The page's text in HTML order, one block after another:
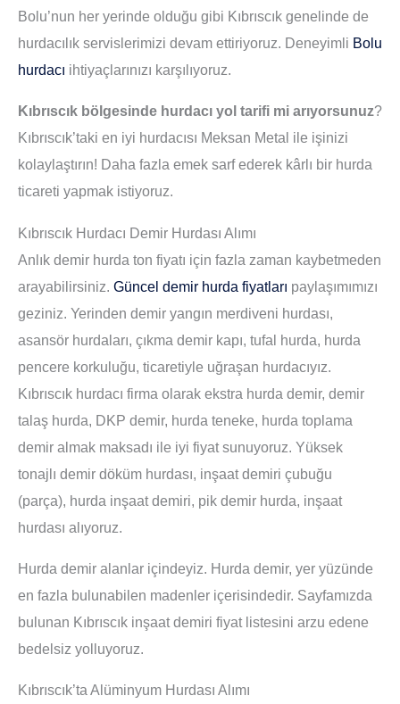
Bolu’nun her yerinde olduğu gibi Kıbrıscık genelinde de
hurdacılık servislerimizi devam ettiriyoruz. Deneyimli Bolu
hurdacı ihtiyaçlarınızı karşılıyoruz.
Kıbrıscık bölgesinde hurdacı yol tarifi mi arıyorsunuz?
Kıbrıscık’taki en iyi hurdacısı Meksan Metal ile işinizi
kolaylaştırın! Daha fazla emek sarf ederek kârlı bir hurda
ticareti yapmak istiyoruz.
Kıbrıscık Hurdacı Demir Hurdası Alımı
Anlık demir hurda ton fiyatı için fazla zaman kaybetmeden
arayabilirsiniz. Güncel demir hurda fiyatları paylaşımımızı
geziniz. Yerinden demir yangın merdiveni hurdası,
asansör hurdaları, çıkma demir kapı, tufal hurda, hurda
pencere korkuluğu, ticaretiyle uğraşan hurdacıyız.
Kıbrıscık hurdacı firma olarak ekstra hurda demir, demir
talaş hurda, DKP demir, hurda teneke, hurda toplama
demir almak maksadı ile iyi fiyat sunuyoruz. Yüksek
tonajlı demir döküm hurdası, inşaat demiri çubuğu
(parça), hurda inşaat demiri, pik demir hurda, inşaat
hurdası alıyoruz.
Hurda demir alanlar içindeyiz. Hurda demir, yer yüzünde
en fazla bulunabilen madenler içerisindedir. Sayfamızda
bulunan Kıbrıscık inşaat demiri fiyat listesini arzu edene
bedelsiz yolluyoruz.
Kıbrıscık’ta Alüminyum Hurdası Alımı